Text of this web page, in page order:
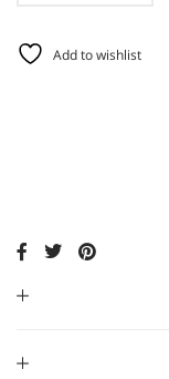
Add to wishlist